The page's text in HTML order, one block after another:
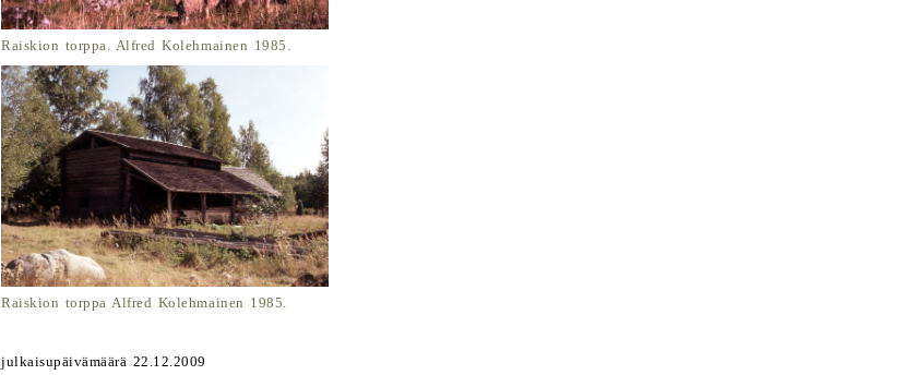
Raiskion torppa. Alfred Kolehmainen 1985.
Raiskion torppa Alfred Kolehmainen 1985.
julkaisupäivämäärä 22.12.2009